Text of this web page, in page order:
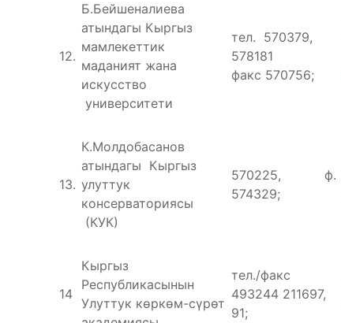
12.
Б.Бейшеналиева
атындагы Кыргыз
мамлекеттик
маданият жана
искусство
университети
тел. 570379,
578181
факс 570756;
13.
К.Молдобасанов
атындагы Кыргыз
улуттук
консерваториясы
(КУК)
570225, ф.
574329;
14
Кыргыз
Республикасынын
Улуттук көркөм-сүрөт
тел./факс
493244 211697,
91;